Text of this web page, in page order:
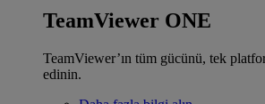
TeamViewer ONE
TeamViewer’ın tüm gücünü, tek
edinin.